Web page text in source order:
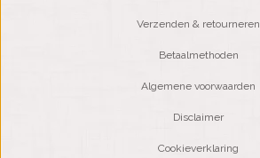
Verzenden & retourneren
Betaalmethoden
Algemene voorwaarden
Disclaimer
Cookieverklaring